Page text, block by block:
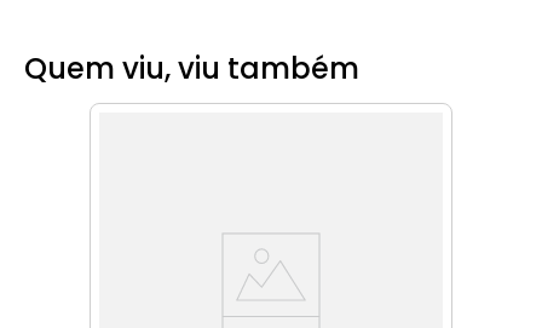
Quem viu, viu também